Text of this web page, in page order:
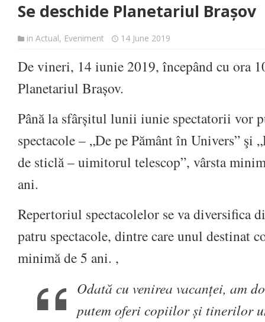
Se deschide Planetariul Brașov
in Actual, Eveniment 14 June 2019
De vineri, 14 iunie 2019, începând cu ora
Planetariul Brașov.
Până la sfârșitul lunii iunie spectatorii vor
spectacole – „De pe Pământ în Univers” şi
de sticlă – uimitorul telescop”, vârsta
ani.
Repertoriul spectacolelor se va diversifica
patru spectacole, dintre care unul destinat
minimă de 5 ani. ,
Odată cu venirea vacanței, am
putem oferi copiilor și tinerilor